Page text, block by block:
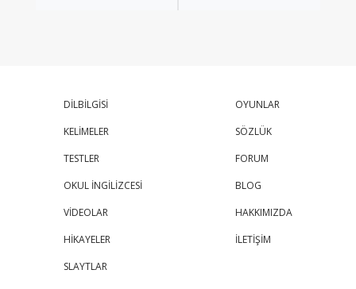
DİLBİLGİSİ
KELİMELER
TESTLER
OKUL İNGİLİZCESİ
VİDEOLAR
HİKAYELER
SLAYTLAR
OYUNLAR
SÖZLÜK
FORUM
BLOG
HAKKIMIZDA
İLETİŞİM